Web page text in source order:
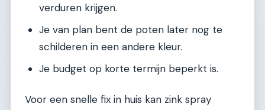
verduren krijgen.
Je van plan bent de poten later nog te
schilderen in een andere kleur.
Je budget op korte termijn beperkt is.
Voor een snelle fix in huis kan zink spray